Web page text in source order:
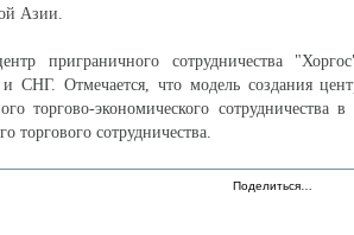
Азии.
приграничного сотрудничества
Отмечается, что модель создания
торгово-экономического
торгового сотрудничества.
Поделиться…